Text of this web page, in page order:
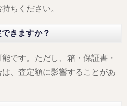
ちください。
きますか？
です。ただし、箱・保証書・
、査定額に影響することがあ